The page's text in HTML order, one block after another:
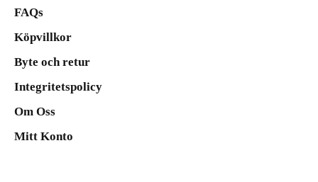
FAQs
Köpvillkor
Byte och retur
Integritetspolicy
Om Oss
Mitt Konto